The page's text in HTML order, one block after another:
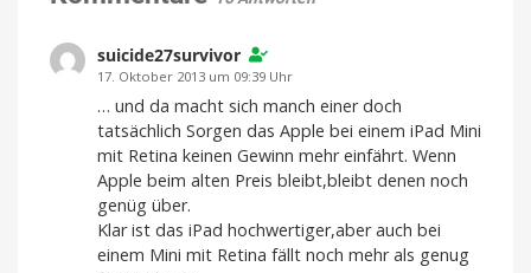
suicide27survivor
17. Oktober 2013 um 09:39 Uhr
… und da macht sich manch einer doch
tatsächlich Sorgen das Apple bei einem iPad Mini
mit Retina keinen Gewinn mehr einfährt. Wenn
Apple beim alten Preis bleibt,bleibt denen noch
genüg über.
Klar ist das iPad hochwertiger,aber auch bei
einem Mini mit Retina fällt noch mehr als genug